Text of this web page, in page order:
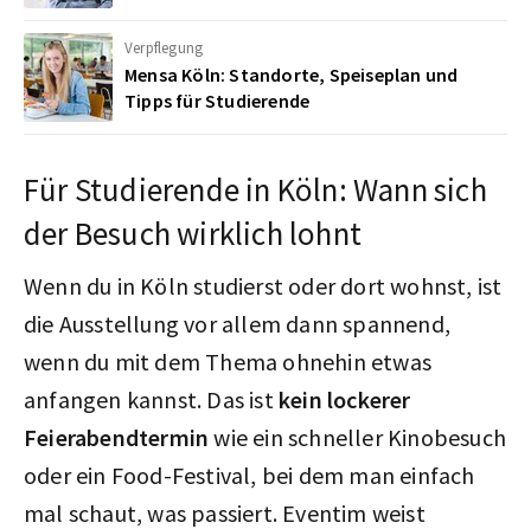
Verpflegung
Mensa Köln: Standorte, Speiseplan und
Tipps für Studierende
Für Studierende in Köln: Wann sich
der Besuch wirklich lohnt
Wenn du in Köln studierst oder dort wohnst, ist
die Ausstellung vor allem dann spannend,
wenn du mit dem Thema ohnehin etwas
anfangen kannst. Das ist kein lockerer
Feierabendtermin wie ein schneller Kinobesuch
oder ein Food-Festival, bei dem man einfach
mal schaut, was passiert. Eventim weist